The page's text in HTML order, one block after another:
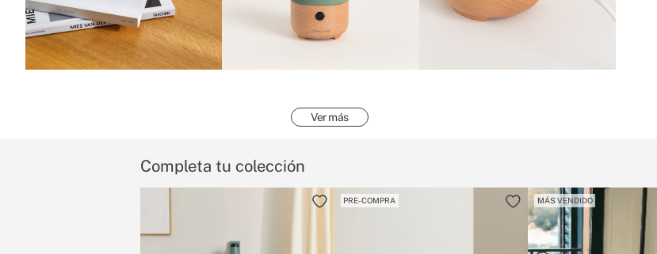
Ver más
Completa tu colección
PRE-COMPRA MÁS VENDIDO